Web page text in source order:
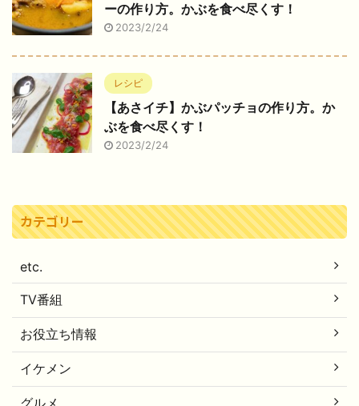
ーの作り方。かぶを食べ尽くす！
2023/2/24
レシピ
【あさイチ】かぶパッチョの作り方。か
ぶを食べ尽くす！
2023/2/24
カテゴリー
etc.
TV番組
お役立ち情報
イケメン